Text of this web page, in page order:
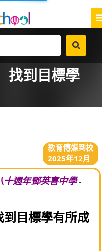
到目標學
教育傳媒到校
2025年12月
週年鄧英喜中學-
目標學有所成